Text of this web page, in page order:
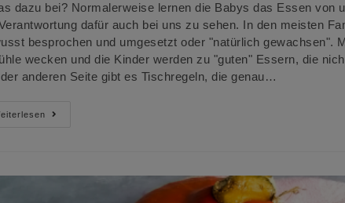
dazu bei? Normalerweise lernen die Babys das Essen von
dafür auch bei uns zu sehen. In den meisten
besprochen und umgesetzt oder "natürlich gewachsen".
wecken und die Kinder werden zu "guten" Essern, die
anderen Seite gibt es Tischregeln, die genau…
Tischregeln